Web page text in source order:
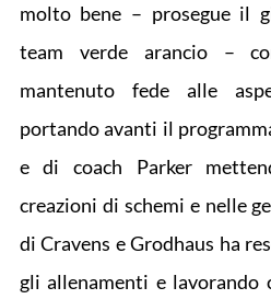
molto bene – prosegue il
team verde arancio –
mantenuto fede alle
portando avanti il
e di coach Parker
creazioni di schemi e nelle
di Cravens e Grodhaus ha
gli allenamenti e